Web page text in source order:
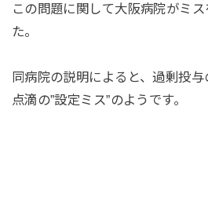
この問題に関して大阪病院がミ
た。
同病院の説明によると、過剰投
点滴の”設定ミス”のようです。